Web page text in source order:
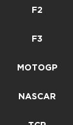
F2
F3
MOTOGP
NASCAR